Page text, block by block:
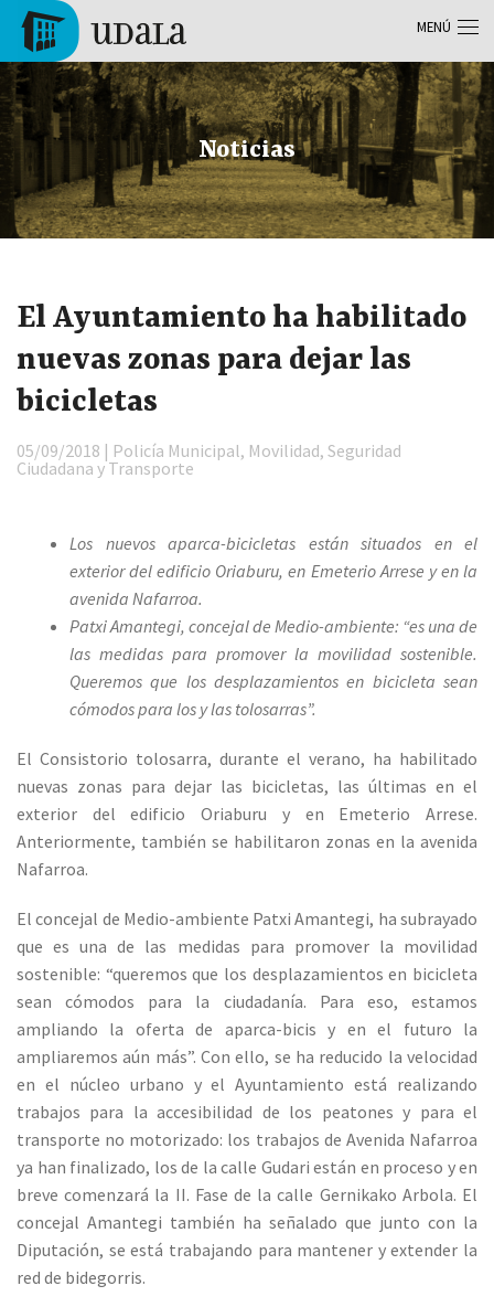
Pasar al contenido principal
Tolosa
Noticias
El Ayuntamiento ha habilitado
nuevas zonas para dejar las
bicicletas
05/09/2018 | Policía Municipal, Movilidad, Seguridad
Ciudadana y Transporte
Los nuevos aparca-bicicletas están situados en el
exterior del edificio Oriaburu, en Emeterio Arrese y en la
avenida Nafarroa.
Patxi Amantegi, concejal de Medio-ambiente: “es una de
las medidas para promover la movilidad sostenible.
Queremos que los desplazamientos en bicicleta sean
cómodos para los y las tolosarras”.
El Consistorio tolosarra, durante el verano, ha habilitado
nuevas zonas para dejar las bicicletas, las últimas en el
exterior del edificio Oriaburu y en Emeterio Arrese.
Anteriormente, también se habilitaron zonas en la avenida
Nafarroa.
El concejal de Medio-ambiente Patxi Amantegi, ha subrayado
que es una de las medidas para promover la movilidad
sostenible: “queremos que los desplazamientos en bicicleta
sean cómodos para la ciudadanía. Para eso, estamos
ampliando la oferta de aparca-bicis y en el futuro la
ampliaremos aún más”. Con ello, se ha reducido la velocidad
en el núcleo urbano y el Ayuntamiento está realizando
trabajos para la accesibilidad de los peatones y para el
transporte no motorizado: los trabajos de Avenida Nafarroa
ya han finalizado, los de la calle Gudari están en proceso y en
breve comenzará la II. Fase de la calle Gernikako Arbola. El
concejal Amantegi también ha señalado que junto con la
Diputación, se está trabajando para mantener y extender la
red de bidegorris.
MENÚ